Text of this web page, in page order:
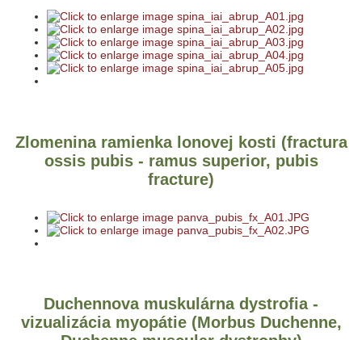
Zlomenina ramienka lonovej kosti (fractura
ossis pubis - ramus superior, pubis
fracture)
Duchennova muskulárna dystrofia -
vizualizácia myopátie (Morbus Duchenne,